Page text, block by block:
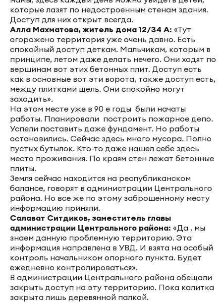
которые лазят по недостроенным стенам здания.
Доступ для них открыт всегда.
Алла Махматова, житель дома 12/34 А: «Тут
огорожено территория уже очень давно. Есть
спокойный доступ деткам. Мальчикам, которым в
принципе, летом даже делать нечего. Они ходят по
вершинам вот этих бетонных плит. Доступ есть
как в основные вот эти ворота, также доступ есть,
между плитками щель. Они спокойно могут
заходить».
На этом месте уже в 90 е годы были начаты
работы. Планировали построить пожарное депо.
Успели поставить даже фундамент. Но работы
остановились. Сейчас здесь много мусора. Полно
пустых бутылок. Кто-то даже нашел себе здесь
место проживания. По краям стен лежат бетонные
плиты.
Земля сейчас находится на республиканском
балансе, говорят в администрации Центрального
района. Но все же по этому заброшенному месту
информацию приняли.
Салават Ситдиков, заместитель главы
администрации Центрального района: «Да , мы
знаем данную проблемную территорию. Эта
информация направлена в УВД. И взята на особый
контроль начальником опорного пункта. Будет
ежедневно контролироваться».
В администрации Центрального района обещали
закрыть доступ на эту территорию. Пока калитка
закрыта лишь деревянной палкой.